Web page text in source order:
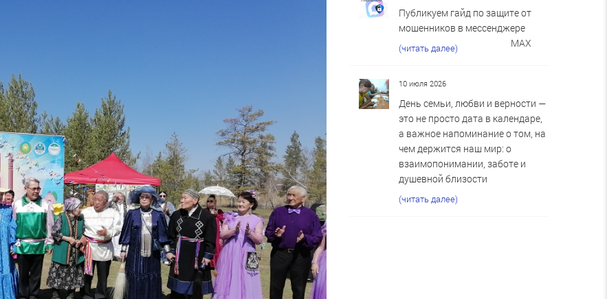
Публикуем гайд по защите от
мошенников в мессенджере
MAX
(читать далее)
10 июля 2026
День семьи, любви и верности —
это не просто дата в календаре,
а важное напоминание о том, на
чем держится наш мир: о
взаимопонимании, заботе и
душевной близости
(читать далее)